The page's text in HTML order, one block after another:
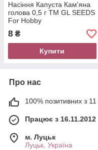
Насіння Капуста Кам'яна
голова 0,5 г ТМ GL SEEDS
For Hobby
8 ₴
Купити
Про нас
100% позитивних з 11
Працює з 16.11.2012
м. Луцьк
Луцьк, Україна